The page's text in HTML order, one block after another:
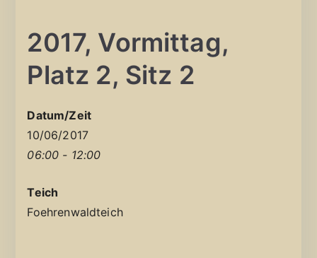
2017, Vormittag,
Platz 2, Sitz 2
Datum/Zeit
10/06/2017
06:00 - 12:00
Teich
Foehrenwaldteich